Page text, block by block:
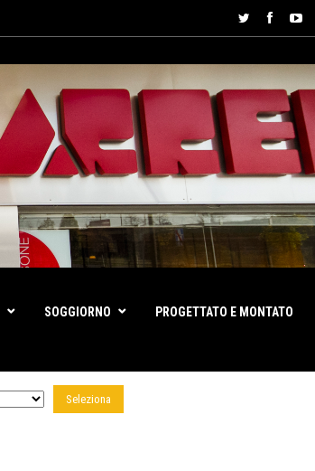
SOGGIORNO PROGETTATO E MONTATO